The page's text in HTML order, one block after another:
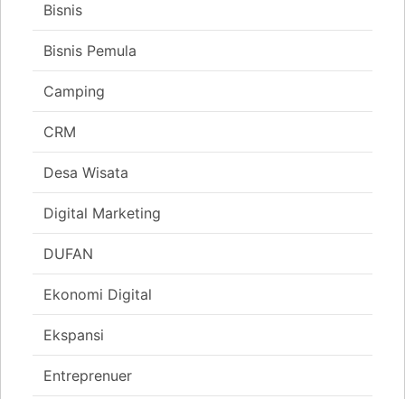
Bisnis
Bisnis Pemula
Camping
CRM
Desa Wisata
Digital Marketing
DUFAN
Ekonomi Digital
Ekspansi
Entreprenuer